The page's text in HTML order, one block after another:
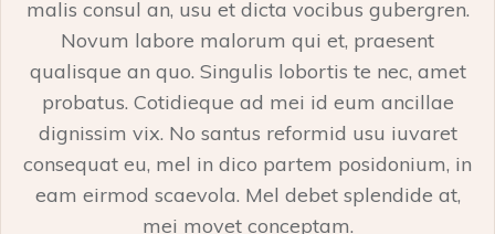
malis consul an, usu et dicta vocibus gubergren.
Novum labore malorum qui et, praesent
qualisque an quo. Singulis lobortis te nec, amet
probatus. Cotidieque ad mei id eum ancillae
dignissim vix. No santus reformid usu iuvaret
consequat eu, mel in dico partem posidonium, in
eam eirmod scaevola. Mel debet splendide at,
mei movet conceptam.